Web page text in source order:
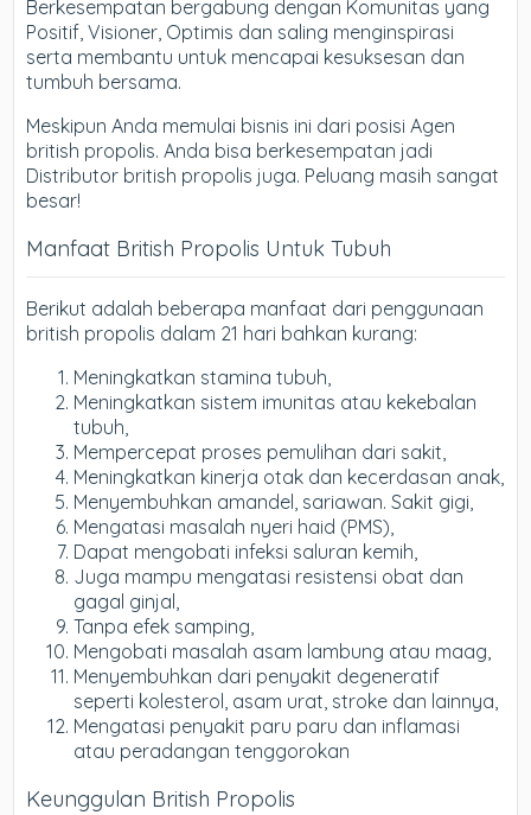
Berkesempatan bergabung dengan Komunitas yang
Positif, Visioner, Optimis dan saling menginspirasi
serta membantu untuk mencapai kesuksesan dan
tumbuh bersama.
Meskipun Anda memulai bisnis ini dari posisi Agen
british propolis. Anda bisa berkesempatan jadi
Distributor british propolis juga. Peluang masih sangat
besar!
Manfaat British Propolis Untuk Tubuh
Berikut adalah beberapa manfaat dari penggunaan
british propolis dalam 21 hari bahkan kurang:
Meningkatkan stamina tubuh,
Meningkatkan sistem imunitas atau kekebalan
tubuh,
Mempercepat proses pemulihan dari sakit,
Meningkatkan kinerja otak dan kecerdasan anak,
Menyembuhkan amandel, sariawan. Sakit gigi,
Mengatasi masalah nyeri haid (PMS),
Dapat mengobati infeksi saluran kemih,
Juga mampu mengatasi resistensi obat dan
gagal ginjal,
Tanpa efek samping,
Mengobati masalah asam lambung atau maag,
Menyembuhkan dari penyakit degeneratif
seperti kolesterol, asam urat, stroke dan lainnya,
Mengatasi penyakit paru paru dan inflamasi
atau peradangan tenggorokan
Keunggulan British Propolis